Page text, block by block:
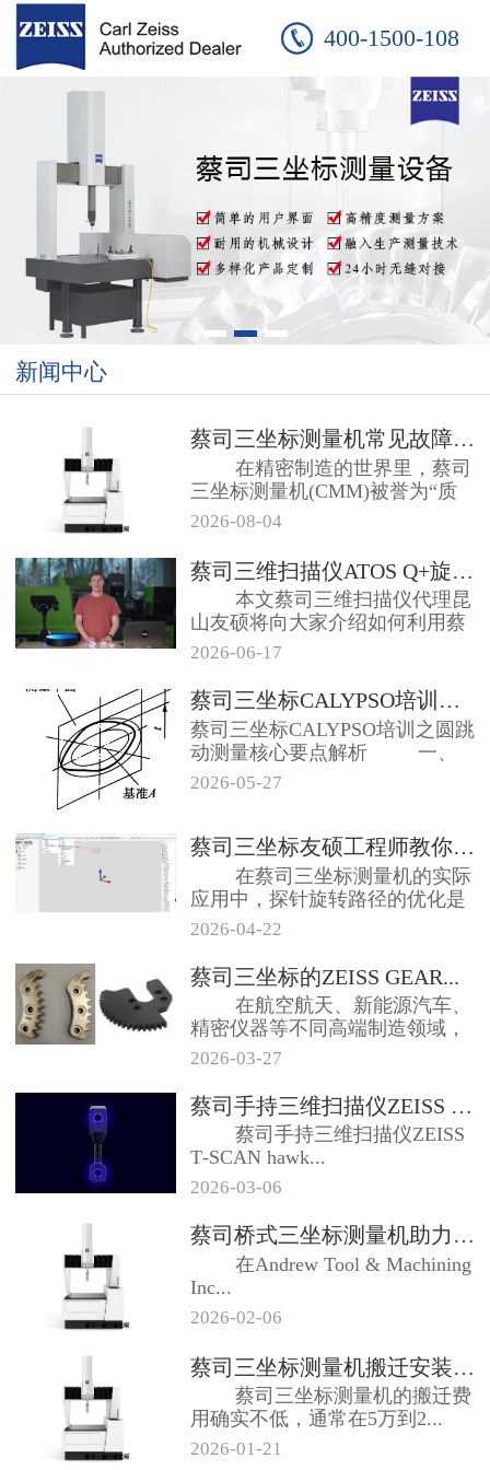
400-1500-108
新闻中心
蔡司三坐标测量机常见故障：友硕工...
在精密制造的世界里，蔡司
三坐标测量机(CMM)被誉为“质
量守护神...
2026-08-04
蔡司三维扫描仪ATOS Q+旋转...
本文蔡司三维扫描仪代理昆
山友硕将向大家介绍如何利用蔡
司三维扫描仪...
2026-06-17
蔡司三坐标CALYPSO培训之圆...
蔡司三坐标CALYPSO培训之圆跳
动测量核心要点解析 一、
圆跳...
2026-05-27
蔡司三坐标友硕工程师教你添加探针...
在蔡司三坐标测量机的实际
应用中，探针旋转路径的优化是
确保测量安全...
2026-04-22
蔡司三坐标的ZEISS GEAR...
在航空航天、新能源汽车、
精密仪器等不同高端制造领域，
有一种外形不...
2026-03-27
蔡司手持三维扫描仪ZEISS T...
蔡司手持三维扫描仪ZEISS
T‑SCAN hawk...
2026-03-06
蔡司桥式三坐标测量机助力Andr...
在Andrew Tool & Machining
Inc...
2026-02-06
蔡司三坐标测量机搬迁安装调试大概...
蔡司三坐标测量机的搬迁费
用确实不低，通常在‌5万到2...
2026-01-21